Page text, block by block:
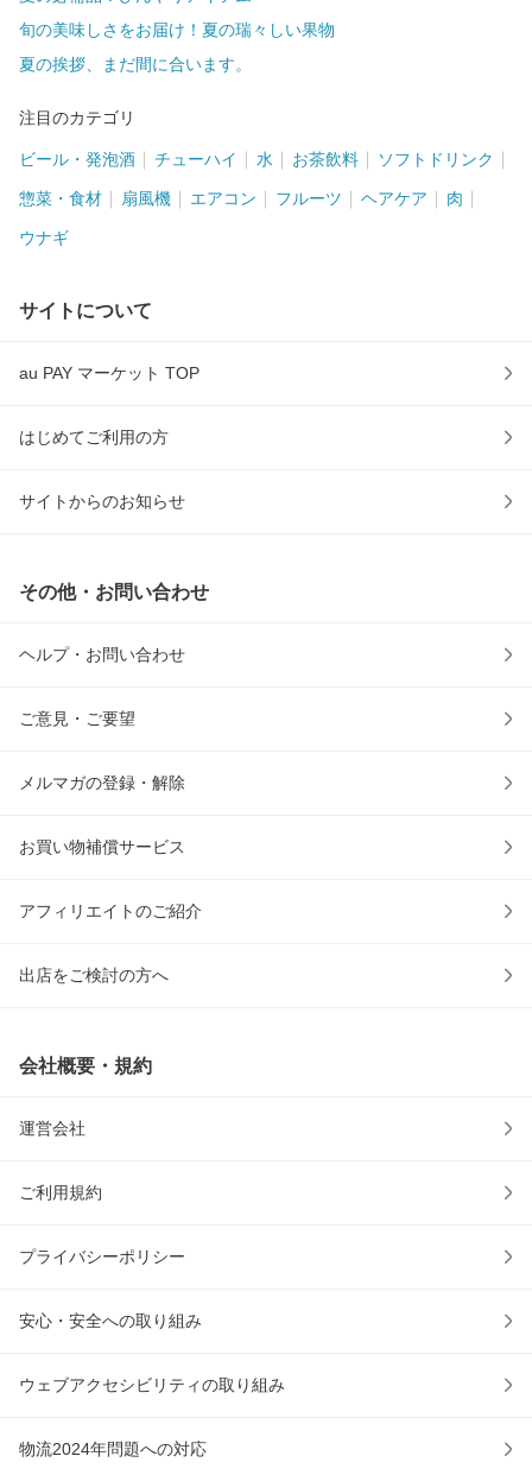
旬の美味しさをお届け！夏の瑞々しい果物
夏の挨拶、まだ間に合います。
注目のカテゴリ
ビール・発泡酒 チューハイ 水 お茶飲料 ソフトドリンク
惣菜・食材 扇風機 エアコン フルーツ ヘアケア 肉
ウナギ
サイトについて
au PAY マーケット TOP
はじめてご利用の方
サイトからのお知らせ
その他・お問い合わせ
ヘルプ・お問い合わせ
ご意見・ご要望
メルマガの登録・解除
お買い物補償サービス
アフィリエイトのご紹介
出店をご検討の方へ
会社概要・規約
運営会社
ご利用規約
プライバシーポリシー
安心・安全への取り組み
ウェブアクセシビリティの取り組み
物流2024年問題への対応